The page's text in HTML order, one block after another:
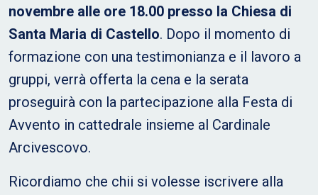
novembre alle ore 18.00 presso la Chiesa di
Santa Maria di Castello. Dopo il momento di
formazione con una testimonianza e il lavoro a
gruppi, verrà offerta la cena e la serata
proseguirà con la partecipazione alla Festa di
Avvento in cattedrale insieme al Cardinale
Arcivescovo.
Ricordiamo che chii si volesse iscrivere alla